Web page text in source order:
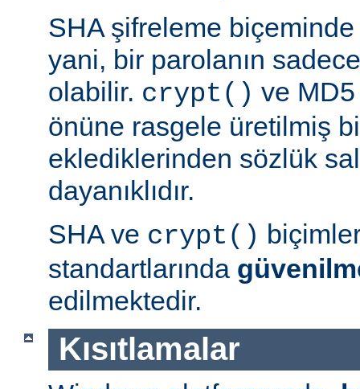
SHA şifreleme
yani, bir parolanın
olabilir. crypt() ve
önüne rasgele üretilmiş
eklediklerinden sözlük
dayanıklıdır.
SHA ve crypt()
standartlarında
edilmektedir.
Kısıtlamalar